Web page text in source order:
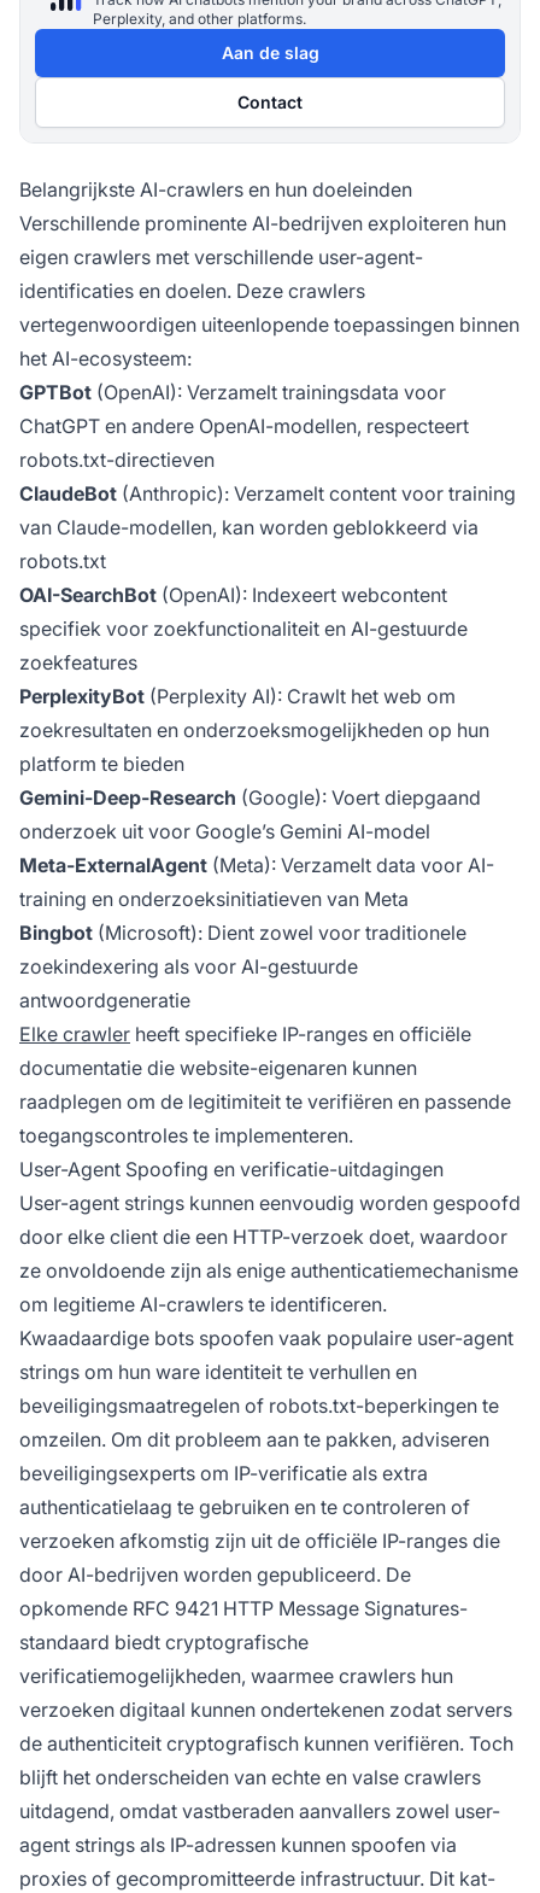
Perplexity, and other platforms.
Aan de slag
Contact
Belangrijkste AI-crawlers en hun doeleinden
Verschillende prominente AI-bedrijven exploiteren hun
eigen crawlers met verschillende user-agent-
identificaties en doelen. Deze crawlers
vertegenwoordigen uiteenlopende toepassingen binnen
het AI-ecosysteem:
GPTBot (OpenAI): Verzamelt trainingsdata voor
ChatGPT en andere OpenAI-modellen, respecteert
robots.txt-directieven
ClaudeBot (Anthropic): Verzamelt content voor training
van Claude-modellen, kan worden geblokkeerd via
robots.txt
OAI-SearchBot (OpenAI): Indexeert webcontent
specifiek voor zoekfunctionaliteit en AI-gestuurde
zoekfeatures
PerplexityBot (Perplexity AI): Crawlt het web om
zoekresultaten en onderzoeksmogelijkheden op hun
platform te bieden
Gemini-Deep-Research (Google): Voert diepgaand
onderzoek uit voor Google’s Gemini AI-model
Meta-ExternalAgent (Meta): Verzamelt data voor AI-
training en onderzoeksinitiatieven van Meta
Bingbot (Microsoft): Dient zowel voor traditionele
zoekindexering als voor AI-gestuurde
antwoordgeneratie
Elke crawler heeft specifieke IP-ranges en officiële
documentatie die website-eigenaren kunnen
raadplegen om de legitimiteit te verifiëren en passende
toegangscontroles te implementeren.
User-Agent Spoofing en verificatie-uitdagingen
User-agent strings kunnen eenvoudig worden gespoofd
door elke client die een HTTP-verzoek doet, waardoor
ze onvoldoende zijn als enige authenticatiemechanisme
om legitieme AI-crawlers te identificeren.
Kwaadaardige bots spoofen vaak populaire user-agent
strings om hun ware identiteit te verhullen en
beveiligingsmaatregelen of robots.txt-beperkingen te
omzeilen. Om dit probleem aan te pakken, adviseren
beveiligingsexperts om IP-verificatie als extra
authenticatielaag te gebruiken en te controleren of
verzoeken afkomstig zijn uit de officiële IP-ranges die
door AI-bedrijven worden gepubliceerd. De
opkomende RFC 9421 HTTP Message Signatures-
standaard biedt cryptografische
verificatiemogelijkheden, waarmee crawlers hun
verzoeken digitaal kunnen ondertekenen zodat servers
de authenticiteit cryptografisch kunnen verifiëren. Toch
blijft het onderscheiden van echte en valse crawlers
uitdagend, omdat vastberaden aanvallers zowel user-
agent strings als IP-adressen kunnen spoofen via
proxies of gecompromitteerde infrastructuur. Dit kat-